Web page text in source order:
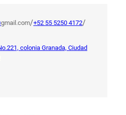
gmail.com/+52 55 5250 4172/
colonia Granada, Ciudad